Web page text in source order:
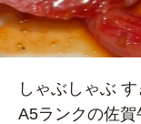
しゃぶしゃぶ
A5ランクの佐